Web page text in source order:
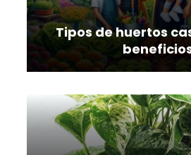
Tipos de huertos